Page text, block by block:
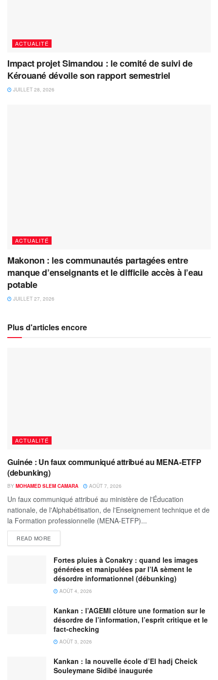
ACTUALITÉ
Impact projet Simandou : le comité de suivi de
Kérouané dévoile son rapport semestriel
JUILLET 28, 2026
ACTUALITÉ
Makonon : les communautés partagées entre
manque d’enseignants et le difficile accès à l’eau
potable
JUILLET 27, 2026
Plus d'articles encore
ACTUALITÉ
Guinée : Un faux communiqué attribué au MENA-ETFP
(debunking)
BY MOHAMED SLEM CAMARA AOÛT 7, 2026
Un faux communiqué attribué au ministère de l'Éducation
nationale, de l'Alphabétisation, de l'Enseignement technique et de
la Formation professionnelle (MENA-ETFP)...
READ MORE
Fortes pluies à Conakry : quand les images
générées et manipulées par l’IA sèment le
désordre informationnel (débunking)
AOÛT 4, 2026
Kankan : l’AGEMI clôture une formation sur le
désordre de l’information, l’esprit critique et le
fact-checking
AOÛT 3, 2026
Kankan : la nouvelle école d’El hadj Cheick
Souleymane Sidibé inaugurée